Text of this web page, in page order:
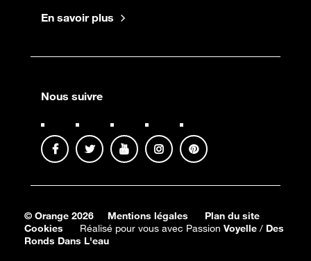
En savoir plus
Nous suivre
© Orange 2026 Mentions légales
Plan du site
Cookies
Réalisé pour vous avec Passion Voyelle / Des
Ronds Dans L'eau